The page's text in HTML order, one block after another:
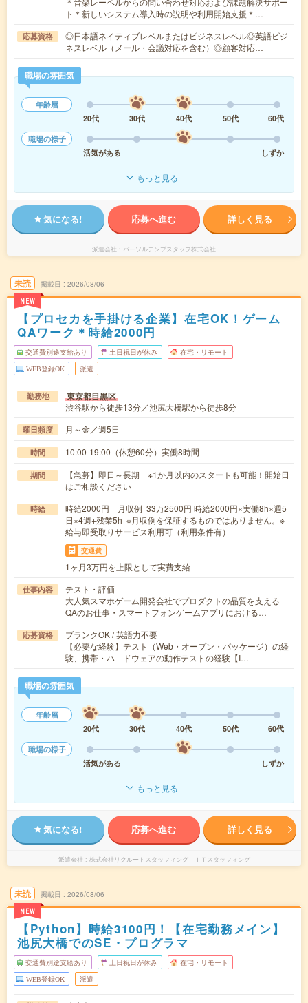
ト＊新しいシステム導入時の説明や利用開始支援＊…
応募資格
◎日本語ネイティブレベルまたはビジネスレベル◎英語ビジ
ネスレベル（メール・会議対応を含む）◎顧客対応…
職場の雰囲気
年齢層
20代
30代 40代 50代
60代
職場の様子
活気がある
しずか
もっと見る
気になる! 応募へ進む 詳しく見る
派遣会社 パーソルテンプスタッフ株式会社
未読
NEW
掲載日 2026/08/06
【プロセカを手掛ける企業】在宅OK！ゲーム
QAワーク＊時給2000円
交通費別途支給あり 土日祝日が休み 在宅・リモート
WEB登録OK 派遣
勤務地 東京都目黒区
渋谷駅から徒歩13分／池尻大橋駅から徒歩8分
曜日頻度 月～金／週5日
時間 10:00-19:00（休憩60分）実働8時間
期間
【急募】即日～長期 ※1か月以内のスタートも可能！開始日
はご相談ください
時給
時給2000円 月収例 33万2500円 時給2000円×実働8h×週5
日×4週+残業5h ※月収例を保証するものではありません。※
給与即受取りサービス利用可（利用条件有）
交通費
1ヶ月3万円を上限として実費支給
仕事内容
テスト・評価
大人気スマホゲーム開発会社でプロダクトの品質を支える
QAのお仕事・スマートフォンゲームアプリにおける…
応募資格
ブランクOK / 英語力不要
【必要な経験】テスト（Web・オープン・パッケージ）の経
験、携帯・ハ－ドウェアの動作テストの経験【I…
職場の雰囲気
年齢層
20代
30代 40代 50代
60代
職場の様子
活気がある
しずか
もっと見る
気になる! 応募へ進む 詳しく見る
派遣会社 株式会社リクルートスタッフィング ＩＴスタッフィング
未読
NEW
掲載日 2026/08/06
【Python】時給3100円！【在宅勤務メイン】
池尻大橋でのSE・プログラマ
交通費別途支給あり 土日祝日が休み 在宅・リモート
WEB登録OK 派遣